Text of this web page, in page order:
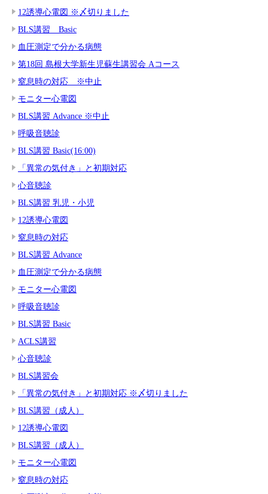
12誘導心電図 ※〆切りました
BLS講習 Basic
血圧測定で分かる病態
第18回 島根大学新生児蘇生講習会 Aコース
窒息時の対応 ※中止
モニター心電図
BLS講習 Advance ※中止
呼吸音聴診
BLS講習 Basic(16:00)
「異常の気付き」と初期対応
心音聴診
BLS講習 乳児・小児
12誘導心電図
窒息時の対応
BLS講習 Advance
血圧測定で分かる病態
モニター心電図
呼吸音聴診
BLS講習 Basic
ACLS講習
心音聴診
BLS講習会
「異常の気付き」と初期対応 ※〆切りました
BLS講習（成人）
12誘導心電図
BLS講習（成人）
モニター心電図
窒息時の対応